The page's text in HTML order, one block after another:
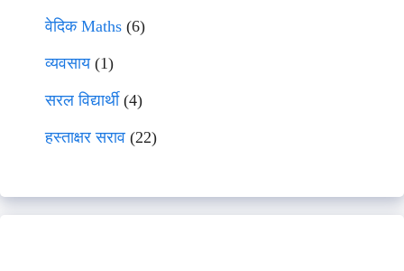
वेदिक Maths (6)
व्यवसाय(1)
सरल विद्यार्थी(4)
हस्ताक्षर सराव (22)